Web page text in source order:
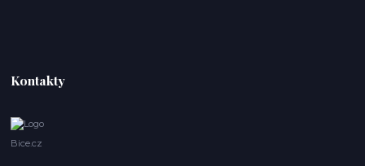
Kontakty
Bice.cz